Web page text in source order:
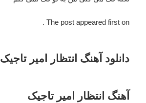
The post appeared first on .
دانلود آهنگ انتظار امیر تاجیک
آهنگ انتظار امیر تاجیک